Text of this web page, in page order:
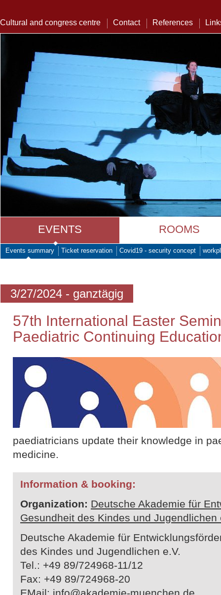
Cultural and congress centre Contact References
EVENTS ROOMS
Events summary Ticket reservation Covid19 - security concept
3/27/2024 - ganztägig
57th International Easter
Paediatric Continuing
paediatricians update their knowledge in
medicine.
Information & booking:
Organization: Deutsche Akademie für
Gesundheit des Kindes und Jugendlichen
Deutsche Akademie für
des Kindes und Jugendlichen e.V.
Tel.: +49 89/724968-11/12
Fax: +49 89/724968-20